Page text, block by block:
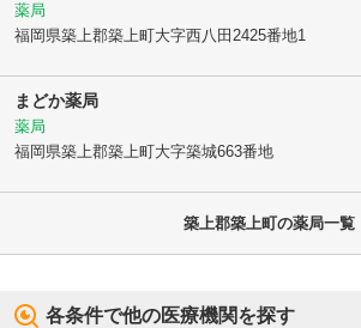
薬局
福岡県築上郡築上町大字西八田2425番地1
まどか薬局
薬局
福岡県築上郡築上町大字築城663番地
築上郡築上町の薬局一覧
各条件で他の医療機関を探す